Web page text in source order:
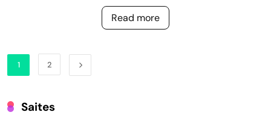
Read more
1 2
Saites